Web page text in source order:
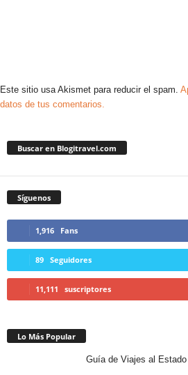
Este sitio usa Akismet para reducir el spam.
datos de tus comentarios.
Buscar en Blogitravel.com
Síguenos
1,916 Fans
89 Seguidores
11,111 suscriptores
Lo Más Popular
Guía de Viajes al